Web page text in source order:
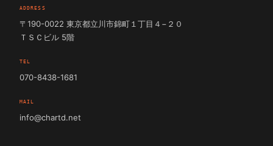
ADDRESS
〒190-0022 東京都立川市錦町１丁目４−２０
ＴＳＣビル 5階
TEL
070-8438-1681
MAIL
info@chartd.net